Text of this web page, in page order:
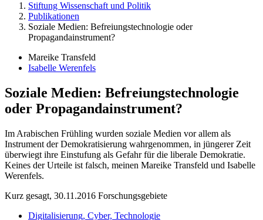
Stiftung Wissenschaft und Politik
Publikationen
Soziale Medien: Befreiungstechnologie oder
Propagandainstrument?
Mareike Transfeld
Isabelle Werenfels
Soziale Medien: Befreiungstechnologie
oder Propagandainstrument?
Im Arabischen Frühling wurden soziale Medien vor allem als
Instrument der Demokratisierung wahrgenommen, in jüngerer Zeit
überwiegt ihre Einstufung als Gefahr für die liberale Demokratie.
Keines der Urteile ist falsch, meinen Mareike Transfeld und Isabelle
Werenfels.
Kurz gesagt, 30.11.2016 Forschungsgebiete
Digitalisierung, Cyber, Technologie